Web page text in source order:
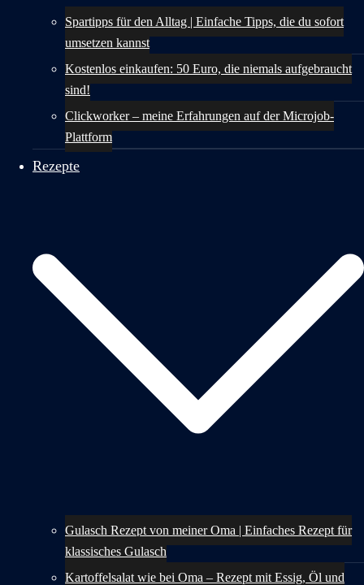
Spartipps für den Alltag | Einfache Tipps, die du sofort
umsetzen kannst
Kostenlos einkaufen: 50 Euro, die niemals aufgebraucht
sind!
Clickworker – meine Erfahrungen auf der Microjob-
Plattform
Rezepte
Gulasch Rezept von meiner Oma | Einfaches Rezept für
klassisches Gulasch
Kartoffelsalat wie bei Oma – Rezept mit Essig, Öl und